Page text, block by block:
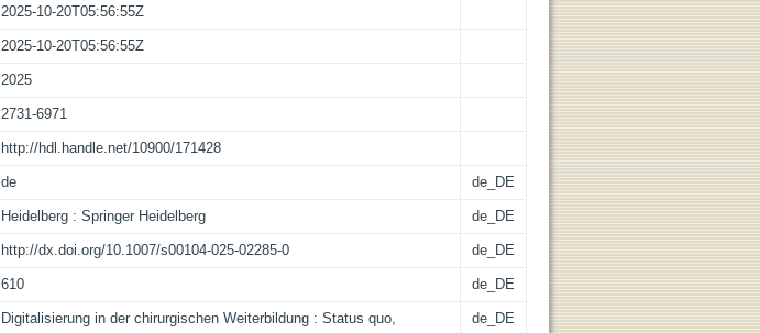
2025-10-20T05:56:55Z
2025-10-20T05:56:55Z
2025
2731-6971
http://hdl.handle.net/10900/171428
de de_DE
Heidelberg : Springer Heidelberg de_DE
http://dx.doi.org/10.1007/s00104-025-02285-0 de_DE
610 de_DE
Digitalisierung in der chirurgischen Weiterbildung : Status quo,
de_DE